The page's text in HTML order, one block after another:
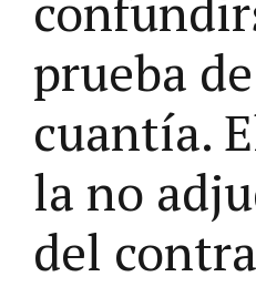
prueba
cuantía.
la no
del